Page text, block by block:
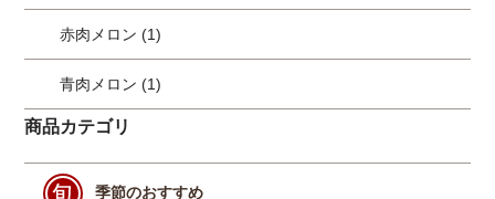
赤肉メロン (1)
青肉メロン (1)
商品カテゴリ
季節のおすすめ